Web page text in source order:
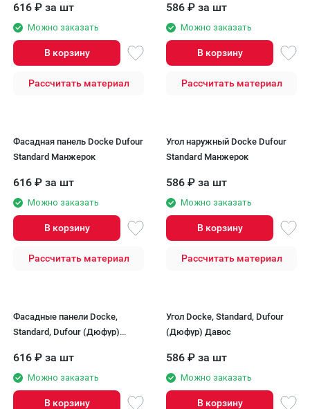
616 ₽ за шт
Можно заказать
В корзину
Рассчитать материал
586 ₽ за шт
Можно заказать
В корзину
Рассчитать материал
Фасадная панель Docke Dufour
Standard Манжерок
616 ₽ за шт
Можно заказать
В корзину
Рассчитать материал
Угол наружный Docke Dufour
Standard Манжерок
586 ₽ за шт
Можно заказать
В корзину
Рассчитать материал
Фасадные панели Docke,
Standard, Dufour (Дюфур)
616 ₽ за шт
Можно заказать
В корзину
Угол Docke, Standard, Dufour
(Дюфур) Давос
586 ₽ за шт
Можно заказать
В корзину